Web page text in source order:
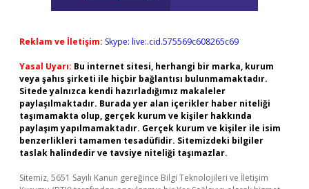
Reklam ve İletişim: Skype: live:.cid.575569c608265c69
Yasal Uyarı: Bu internet sitesi, herhangi bir marka, kurum
veya şahıs şirketi ile hiçbir bağlantısı bulunmamaktadır.
Sitede yalnızca kendi hazırladığımız makaleler
paylaşılmaktadır. Burada yer alan içerikler haber niteliği
taşımamakta olup, gerçek kurum ve kişiler hakkında
paylaşım yapılmamaktadır. Gerçek kurum ve kişiler ile isim
benzerlikleri tamamen tesadüfidir. Sitemizdeki bilgiler
taslak halindedir ve tavsiye niteliği taşımazlar.
Sitemiz, 5651 Sayılı Kanun gereğince Bilgi Teknolojileri ve İletişim